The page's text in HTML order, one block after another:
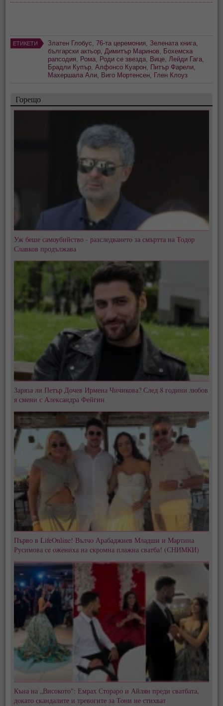
ЕТИКЕТИ Златен Глобус,76-та церемония,Зелената книга,
български актьор,Димитър Маринов, Бохемска
рапсодия, Рома, Роди се звезда, Вице,Лейди Гага,
Брадли Купър,Алфонсо Куарон, Питър Фарели,
Махершала Али, Виго Мортенсен, Глен Клоуз
Горещо
Уж беше самоубийство - разследването за смъртта на Тодор
Славков продължава
Заряза ли Петър Дочев Ирмена Чичикова? След 8 години любов
я смени с Александра Фейгин
Първо в LifeOnline! Вълчо Арабаджиев Младши и Мартина
Русимова сe oжениха на скромна плажна сватба! (СНИМКИ)
Къна на „Високото": Емрах Стораро и Айлян преди сватбата,
докато скандалите и тревогите за Тони не стихват